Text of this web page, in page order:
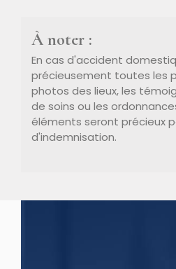
À noter :
En cas d'accident
précieusement toutes les
photos des lieux, les
de soins ou les
éléments seront précieux
d'indemnisation.